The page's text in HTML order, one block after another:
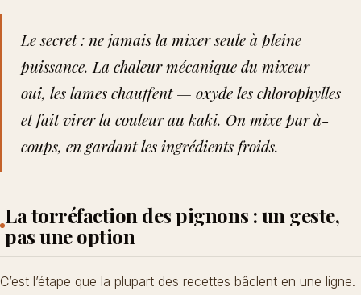
Le secret : ne jamais la mixer seule à pleine
puissance. La chaleur mécanique du mixeur —
oui, les lames chauffent — oxyde les chlorophylles
et fait virer la couleur au kaki. On mixe par à-
coups, en gardant les ingrédients froids.
La torréfaction des pignons : un geste,
pas une option
C’est l’étape que la plupart des recettes bâclent en une ligne.